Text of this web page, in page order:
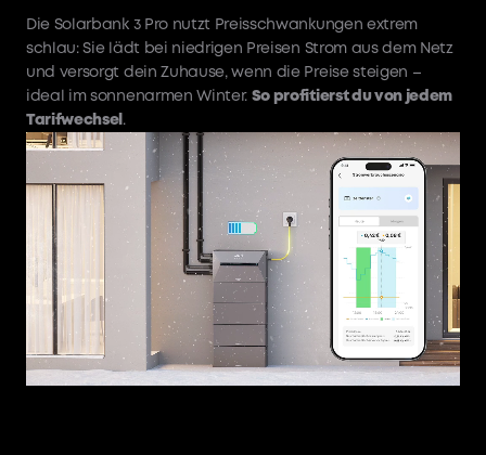
Die Solarbank 3 Pro nutzt Preisschwankungen extrem
schlau: Sie lädt bei niedrigen Preisen Strom aus dem Netz
und versorgt dein Zuhause, wenn die Preise steigen –
ideal im sonnenarmen Winter. So profitierst du von jedem
Tarifwechsel .